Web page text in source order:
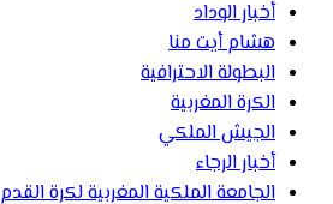
أخبار الوداد
هشام أيت منا
البطولة الاحترافية
الكرة المغربية
الجيش الملكي
أخبار الرجاء
الجامعة الملكية المغربية لكرة القدم